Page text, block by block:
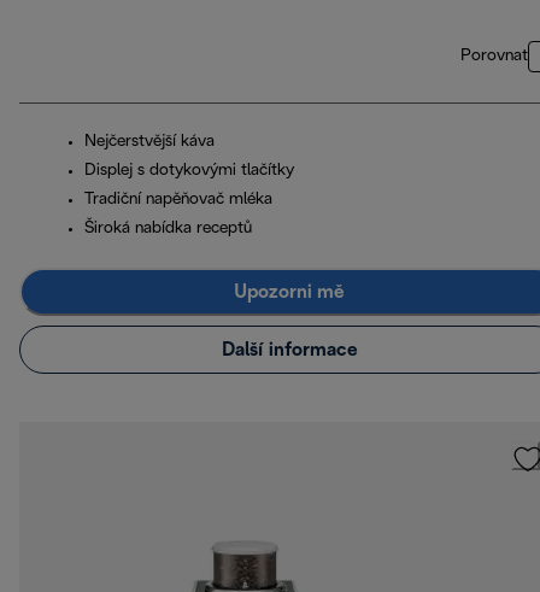
Porovnat
Nejčerstvější káva
Displej s dotykovými tlačítky
Tradiční napěňovač mléka
Široká nabídka receptů
Upozorni mě
Další informace